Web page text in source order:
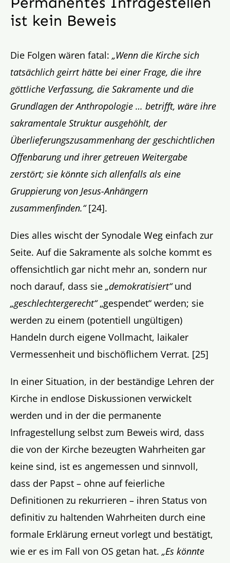
ist kein Beweis
Die Folgen wären fatal: „Wenn die Kirche sich
tatsächlich geirrt hätte bei einer Frage, die ihre
göttliche Verfassung, die Sakramente und die
Grundlagen der Anthropologie … betrifft, wäre ihre
sakramentale Struktur ausgehöhlt, der
Überlieferungszusammenhang der geschichtlichen
Offenbarung und ihrer getreuen Weitergabe
zerstört; sie könnte sich allenfalls als eine
Gruppierung von Jesus-Anhängern
zusammenfinden.“[24].
Dies alles wischt der Synodale Weg einfach zur
Seite. Auf die Sakramente als solche kommt es
offensichtlich gar nicht mehr an, sondern nur
noch darauf, dass sie „demokratisiert“und
„geschlechtergerecht“„gespendet“ werden; sie
werden zu einem (potentiell ungültigen)
Handeln durch eigene Vollmacht, laikaler
Vermessenheit und bischöflichem Verrat. [25]
In einer Situation, in der beständige Lehren der
Kirche in endlose Diskussionen verwickelt
werden und in der die permanente
Infragestellung selbst zum Beweis wird, dass
die von der Kirche bezeugten Wahrheiten gar
keine sind, ist es angemessen und sinnvoll,
dass der Papst – ohne auf feierliche
Definitionen zu rekurrieren – ihren Status von
definitiv zu haltenden Wahrheiten durch eine
formale Erklärung erneut vorlegt und bestätigt,
wie er es im Fall von OS getan hat. „Es könnte